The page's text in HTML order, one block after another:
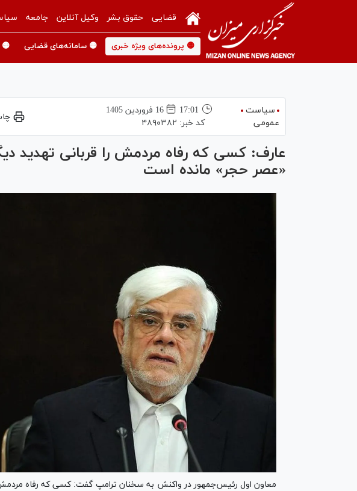
قضایی حقوق بشر وکیل آنلاین جامعه
🟡 پرونده‌های ویژه خبری 🟡 سامانه‌های قضایی 🟡
سیاست
عمومی
17:01
16 فروردين 1405
کد خبر: ۴۸۹۰۳۸۲
عارف: کسی که رفاه مردمش را قربانی تهدید
«عصر حجر» مانده‌ است
معاون اول رئیس‌جمهور در واکنش به سخنان ترامپ گفت: کسی که رفاه مردمش